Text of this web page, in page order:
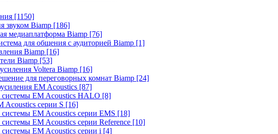
[1150]
звуком Biamp [186]
медиаплатформа Biamp [76]
для общения с аудиторией Biamp [1]
Biamp [16]
Biamp [53]
Voltera Biamp [16]
для переговорных комнат Biamp [24]
EM Acoustics [87]
системы EM Acoustics HALO [8]
Acoustics серии S [16]
системы EM Acoustics серии EMS [18]
EM Acoustics серии Reference [10]
системы EM Acoustics серии i [4]